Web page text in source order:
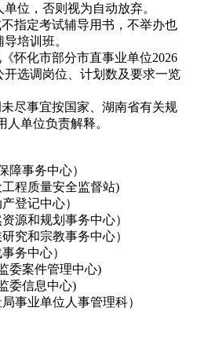
位，否则视为自动放弃。
指定考试辅导用书，不举办也
培训班。
怀化市部分市直事业单位2026
选调岗位、计划数及要求一览
尽事宜按国家、湖南省有关规
单位负责解释。
障事务中心）
工程质量安全监督站)
登记中心）
源和规划事务中心）
究和宗教事务中心）
务中心）
委案件管理中心)
委信息中心)
事业单位人事管理科）